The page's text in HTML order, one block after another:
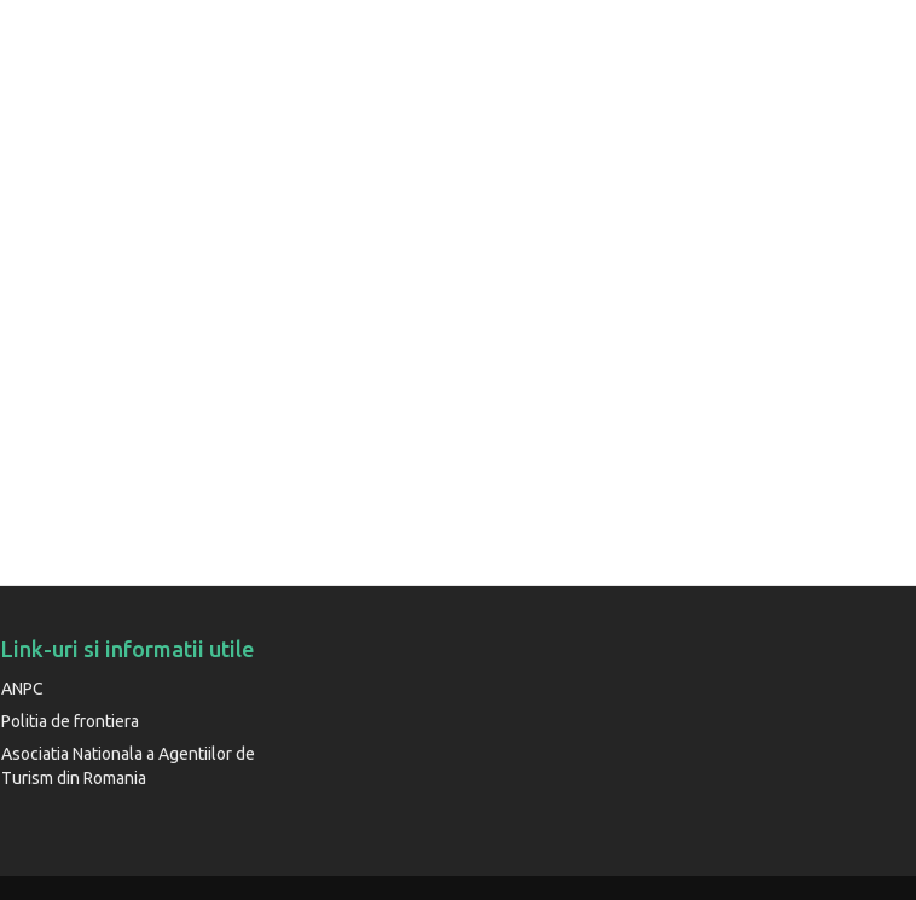
Link-uri si informatii utile
ANPC
Politia de frontiera
Asociatia Nationala a Agentiilor de
Turism din Romania